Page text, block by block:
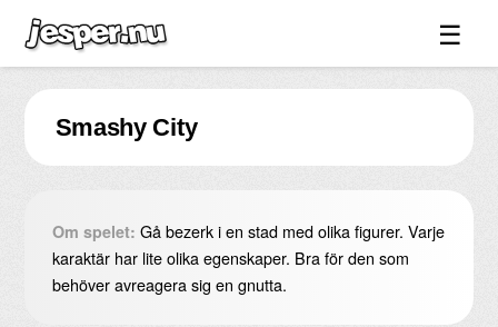
☰
Spel ↓
Bilder ↓
Forum ↓
Videos
Blandat ↓
Smashy City
Om spelet: Gå bezerk i en stad med olika figurer. Varje
karaktär har lite olika egenskaper. Bra för den som
behöver avreagera sig en gnutta.